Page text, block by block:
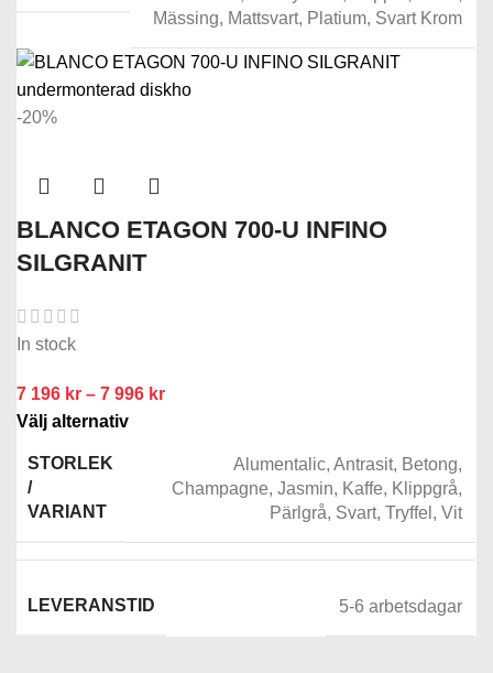
Mässing, Mattsvart, Platium, Svart Krom
-20%
BLANCO ETAGON 700-U INFINO
SILGRANIT
In stock
7 196 kr – 7 996 kr
Välj alternativ
STORLEK
/
VARIANT
Alumentalic, Antrasit, Betong,
Champagne, Jasmin, Kaffe, Klippgrå,
Pärlgrå, Svart, Tryffel , Vit
LEVERANSTID 5-6 arbetsdagar